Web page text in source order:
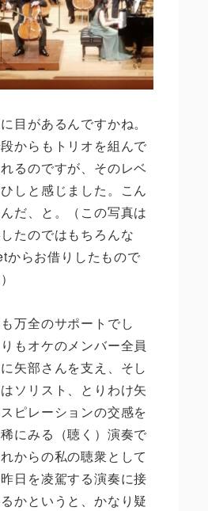
目があるんですかね。
からもトリオを組んで
るのですが、そのレベ
しと感じました。こん
だ、と。（この写真は
たのではもちろんな
からお借りしたもので
万全のサポートでし
もオケのメンバー全員
矢部さんを支え、そし
ソリスト、とりわけ矢
ピレーションの交感を
にみる（聴く）演奏で
からの私の聴衆として
日を凌駕する演奏に接
かというと、かなり疑